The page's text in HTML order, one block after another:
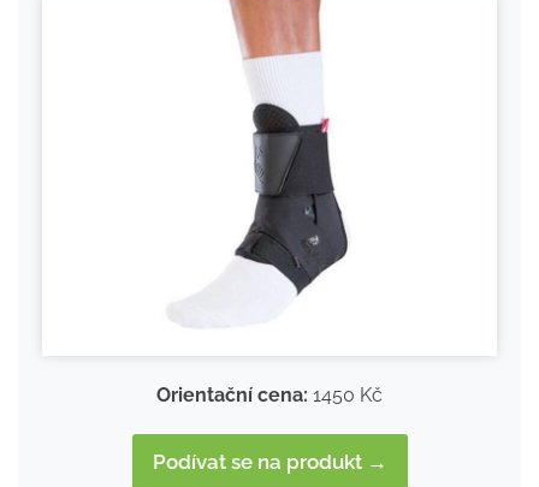
Orientační cena: 1450 Kč
Podívat se na produkt →